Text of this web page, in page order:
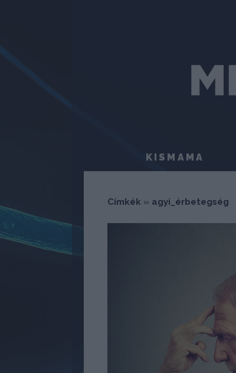
KISMAMA
Címkék » agyi_érbetegség